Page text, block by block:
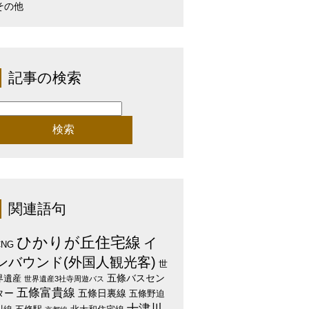
の他
記事の検索
:
関連語句
ひかりが丘住宅線 イ
バウンド(外国人観光客) 世
遺産 世界遺産3社寺周遊バス 五條バスセン
ー 五條富貴線 五條日裏線 五條野迫